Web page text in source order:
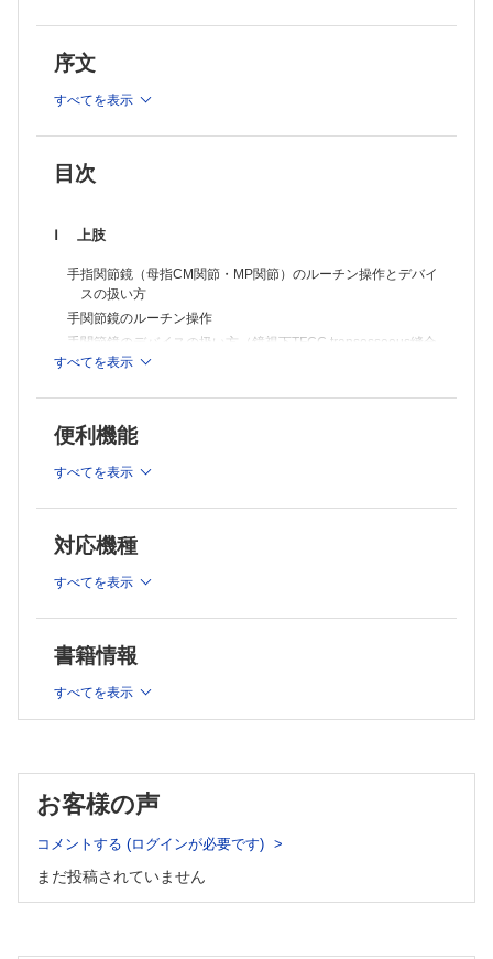
序文
すべてを表示
目次
Ⅰ 上肢
手指関節鏡（母指CM関節・MP関節）のルーチン操作とデバイ
スの扱い方
手関節鏡のルーチン操作
手関節鏡のデバイスの扱い方（鏡視下TFCC transosseous縫合
術）
肩関節鏡のルーチン操作
肩鎖関節周囲の鏡視 デバイスの扱い方
股関節鏡のデバイスの扱い方
膝関節鏡のルーチン操作
膝関節鏡のデバイスの扱い方 （前十字靱帯再建術）
膝関節鏡のデバイスの扱い方 （半月板修復術）
足関節鏡のルーチン操作
すべてを表示
便利機能
すべてを表示
対応機種
すべてを表示
書籍情報
すべてを表示
お客様の声
コメントする (ログインが必要です)
まだ投稿されていません